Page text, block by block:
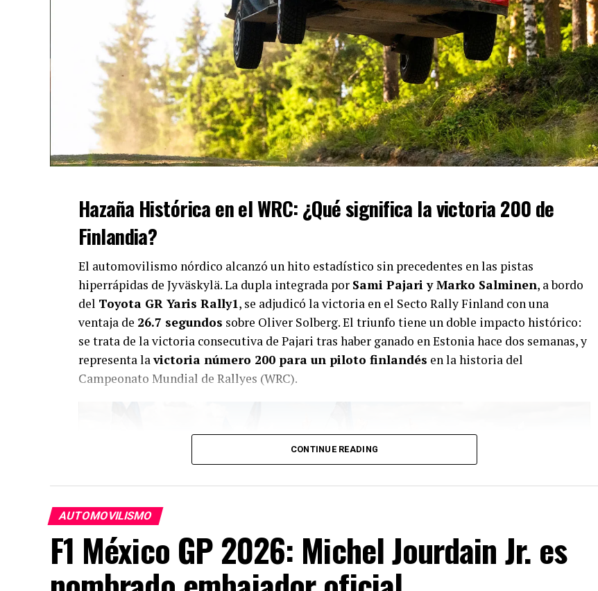
Hazaña Histórica en el WRC: ¿Qué significa la victoria 200 de
Finlandia?
El automovilismo nórdico alcanzó un hito estadístico sin precedentes en las pistas
hiperrápidas de Jyväskylä. La dupla integrada por Sami Pajari y Marko Salminen, a bordo
del Toyota GR Yaris Rally1, se adjudicó la victoria en el Secto Rally Finland con una
ventaja de 26.7 segundos sobre Oliver Solberg. El triunfo tiene un doble impacto histórico:
se trata de la victoria consecutiva de Pajari tras haber ganado en Estonia hace dos semanas, y
representa lavictoria número 200 para un piloto finlandés en la historia del
Campeonato Mundial de Rallyes (WRC).
CONTINUE READING
AUTOMOVILISMO
F1 México GP 2026: Michel Jourdain Jr. es